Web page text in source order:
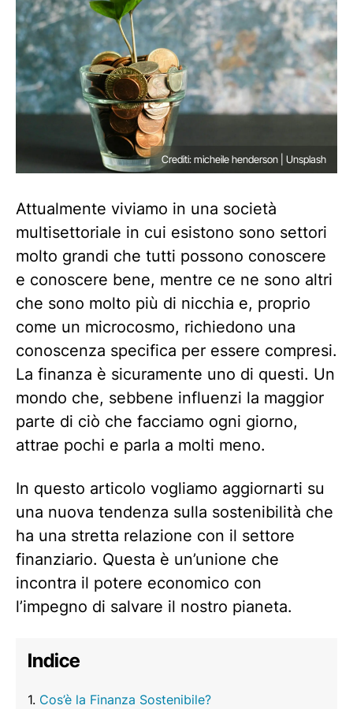
Crediti: micheile henderson | Unsplash
Attualmente viviamo in una società
multisettoriale in cui esistono sono settori
molto grandi che tutti possono conoscere
e conoscere bene, mentre ce ne sono altri
che sono molto più di nicchia e, proprio
come un microcosmo, richiedono una
conoscenza specifica per essere compresi.
La finanza è sicuramente uno di questi. Un
mondo che, sebbene influenzi la maggior
parte di ciò che facciamo ogni giorno,
attrae pochi e parla a molti meno.
In questo articolo vogliamo aggiornarti su
una nuova tendenza sulla sostenibilità che
ha una stretta relazione con il settore
finanziario. Questa è un’unione che
incontra il potere economico con
l’impegno di salvare il nostro pianeta.
Indice
Cos’è la Finanza Sostenibile?